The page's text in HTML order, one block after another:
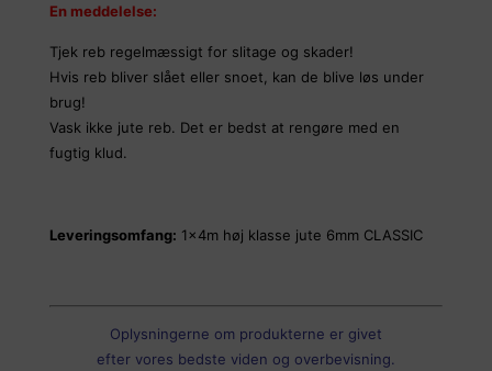
En meddelelse:
Tjek reb regelmæssigt for slitage og skader!
Hvis reb bliver slået eller snoet, kan de blive løs under
brug!
Vask ikke jute reb. Det er bedst at rengøre med en
fugtig klud.
Leveringsomfang: 1x4m høj klasse jute 6mm CLASSIC
Oplysningerne om produkterne er givet
efter vores bedste viden og overbevisning.